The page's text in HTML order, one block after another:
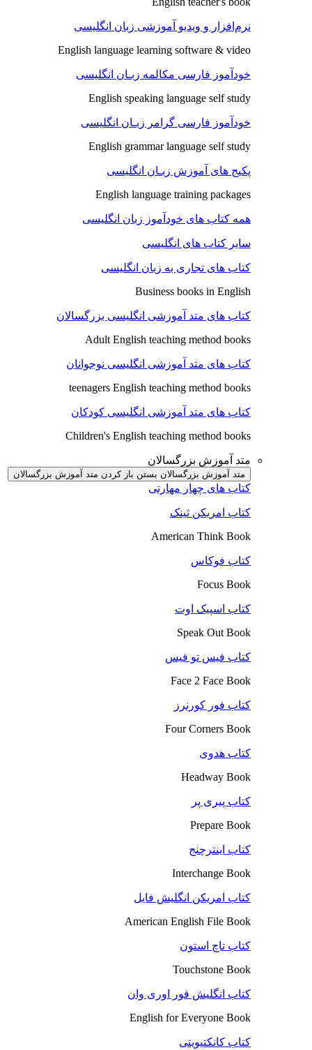
نرم‌افزار و ویدیو آموزشی زبان انگلیسی
English language learning software & video
خودآموز فارسی مکالمه زبـان انگلیسی
English speaking language self study
خودآموز فارسی گرامر زبـان انگلیسی
English grammar language self study
پکیج های آموزش زبـان انگلیسی
English language training packages
همه کتاب های خودآموز زبان انگلیسی
سایر کتاب های انگلیسی
کتاب های تجاری به زبان انگلیسی
Business books in English
کتاب های متد آموزشی انگلیسی بزرگسالان
Adult English teaching method books
کتاب های متد آموزشی انگلیسی نوجوانان
teenagers English teaching method books
کتاب های متد آموزشی انگلیسی کودکان
Children's English teaching method books
متد آموزش بزرگسالان
متد آموزش بزرگسالان بستن باز کردن متد آموزش بزرگسالان
کتاب های چهار مهارتی
کتاب امریکن ثینک
American Think Book
کتاب فوکاس
Focus Book
کتاب اسپیک اوت
Speak Out Book
کتاب فیس تو فیس
Face 2 Face Book
کتاب فور کورنرز
Four Corners Book
کتاب هدوی
Headway Book
کتاب پیری پر
Prepare Book
کتاب اینترچنج
Interchange Book
کتاب امریکن انگلیش فایل
American English File Book
کتاب تاچ استون
Touchstone Book
کتاب انگلیش فور اوری وان
English for Everyone Book
کتاب کانکتیویتی